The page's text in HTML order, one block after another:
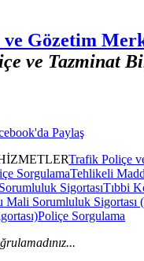
Gözetim
ve Tazminat
Paylaş
Trafik Poliçe
SorgulamaTehlikeli
SigortasıTıbbi
Sorumluluk Sigortası
Poliçe Sorgulama